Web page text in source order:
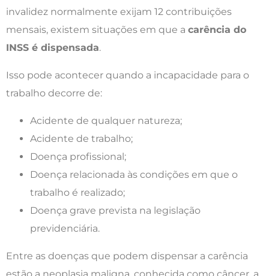
invalidez normalmente exijam 12 contribuições
mensais, existem situações em que a carência do
INSS é dispensada.
Isso pode acontecer quando a incapacidade para o
trabalho decorre de:
Acidente de qualquer natureza;
Acidente de trabalho;
Doença profissional;
Doença relacionada às condições em que o
trabalho é realizado;
Doença grave prevista na legislação
previdenciária.
Entre as doenças que podem dispensar a carência